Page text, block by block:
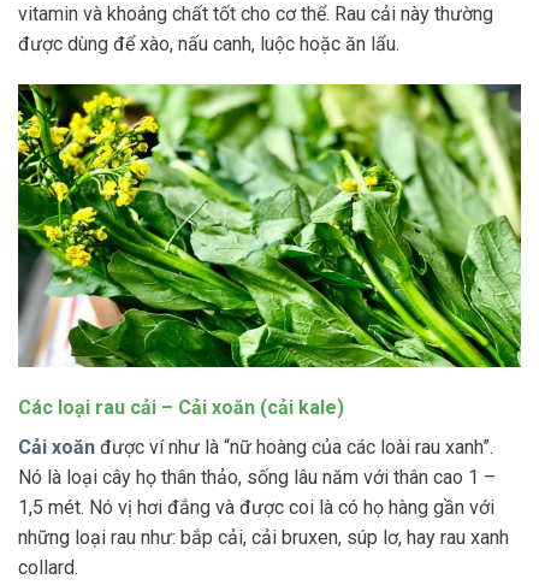
vitamin và khoáng chất tốt cho cơ thể. Rau cải này thường
được dùng để xào, nấu canh, luộc hoặc ăn lẩu.
Các loại rau cải – Cải xoăn (cải kale)
Cải xoăn được ví như là “nữ hoàng của các loài rau xanh”.
Nó là loại cây họ thân thảo, sống lâu năm với thân cao 1 –
1,5 mét. Nó vị hơi đắng và được coi là có họ hàng gần với
những loại rau như: bắp cải, cải bruxen, súp lơ, hay rau xanh
collard.